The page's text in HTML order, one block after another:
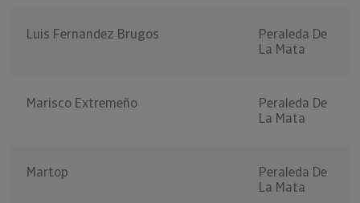
Luis Fernandez Brugos
Peraleda De
La Mata
Marisco Extremeño
Peraleda De
La Mata
Martop
Peraleda De
La Mata